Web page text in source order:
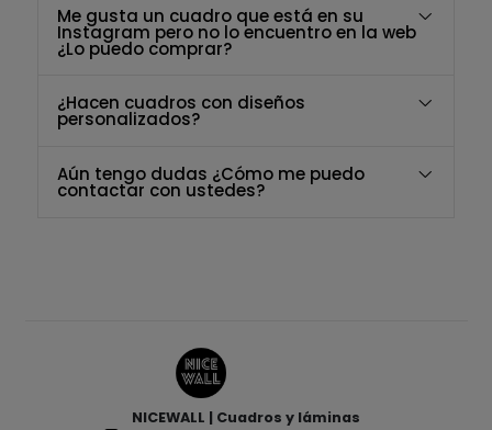
Me gusta un cuadro que está en su
Instagram pero no lo encuentro en la web
¿Lo puedo comprar?
¿Hacen cuadros con diseños
personalizados?
Aún tengo dudas ¿Cómo me puedo
contactar con ustedes?
NICEWALL | Cuadros y láminas